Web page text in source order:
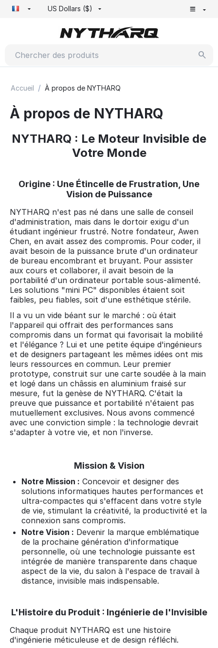
US Dollars ($)
Accueil / À propos de NYTHARQ
À propos de NYTHARQ
NYTHARQ : Le Moteur Invisible de
Votre Monde
Origine : Une Étincelle de Frustration, Une
Vision de Puissance
NYTHARQ n'est pas né dans une salle de conseil
d'administration, mais dans le dortoir exigu d'un
étudiant ingénieur frustré. Notre fondateur, Awen
Chen, en avait assez des compromis. Pour coder, il
avait besoin de la puissance brute d'un ordinateur
de bureau encombrant et bruyant. Pour assister
aux cours et collaborer, il avait besoin de la
portabilité d'un ordinateur portable sous-alimenté.
Les solutions "mini PC" disponibles étaient soit
faibles, peu fiables, soit d'une esthétique stérile.
Il a vu un vide béant sur le marché : où était
l'appareil qui offrait des performances sans
compromis dans un format qui favorisait la mobilité
et l'élégance ? Lui et une petite équipe d'ingénieurs
et de designers partageant les mêmes idées ont mis
leurs ressources en commun. Leur premier
prototype, construit sur une carte soudée à la main
et logé dans un châssis en aluminium fraisé sur
mesure, fut la genèse de NYTHARQ. C'était la
preuve que puissance et portabilité n'étaient pas
mutuellement exclusives. Nous avons commencé
avec une conviction simple : la technologie devrait
s'adapter à votre vie, et non l'inverse.
Mission & Vision
Notre Mission : Concevoir et designer des
solutions informatiques hautes performances et
ultra-compactes qui s'effacent dans votre style
de vie, stimulant la créativité, la productivité et la
connexion sans compromis.
Notre Vision : Devenir la marque emblématique
de la prochaine génération d'informatique
personnelle, où une technologie puissante est
intégrée de manière transparente dans chaque
aspect de la vie, du salon à l'espace de travail à
distance, invisible mais indispensable.
L'Histoire du Produit : Ingénierie de l'Invisible
Chaque produit NYTHARQ est une histoire
d'ingénierie méticuleuse et de design réfléchi.